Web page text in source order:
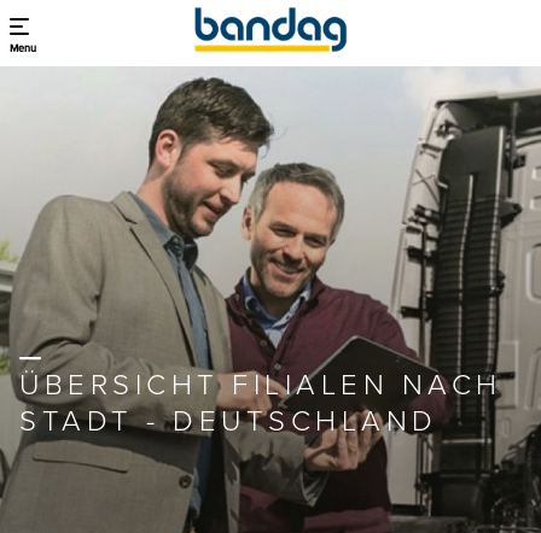
Menu
ÜBERSICHT FILIALEN NACH
STADT - DEUTSCHLAND